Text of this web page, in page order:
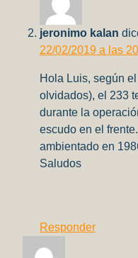
jeronimo kalan
22/02/2019 a las
Hola Luis, según
olvidados), el 233
durante la
escudo en el
ambientado en
Saludos
Responder